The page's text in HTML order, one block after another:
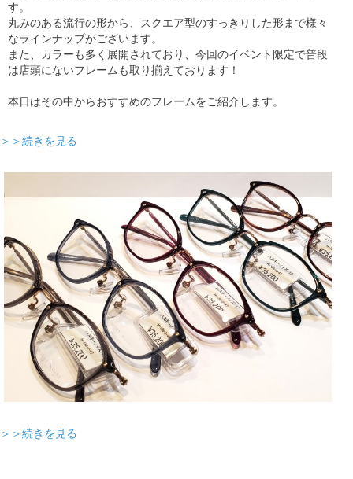
す。
丸みのある流行の形から、スクエア型のすっきりした形まで様々
なラインナップがございます。
また、カラーも多く展開されており、今回のイベント限定で普段
は店頭にないフレームも取り揃えております！
本日はその中からおすすめのフレームをご紹介します。
＞＞続きを見る
＞＞続きを見る